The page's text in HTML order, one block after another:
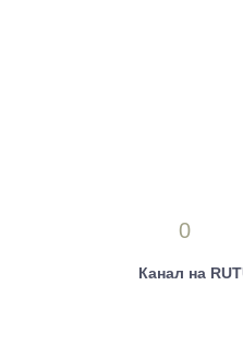
0
Канал на